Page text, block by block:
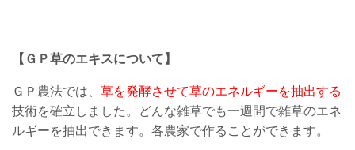
【ＧＰ草のエキスについて】
ＧＰ農法では、 草を発酵させて草のエネルギーを抽出する
技術を確立しました。どんな雑草でも一週間で雑草のエネ
ルギーを抽出できます。各農家で作ることができます。